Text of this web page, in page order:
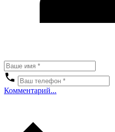
Комментарий...